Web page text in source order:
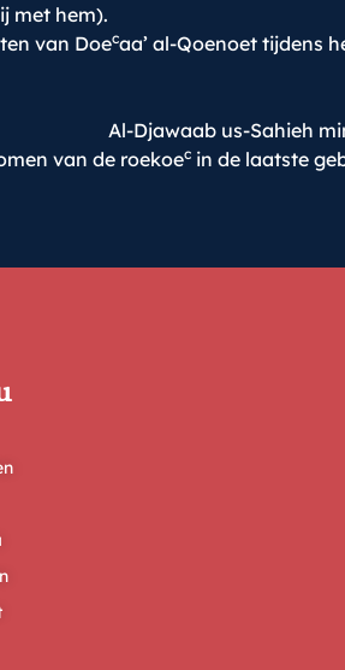
met hem).
van Doecaa’ al-Qoenoet tijdens
Al-Djawaab us-Sahieh
van de roekoec in de laatste